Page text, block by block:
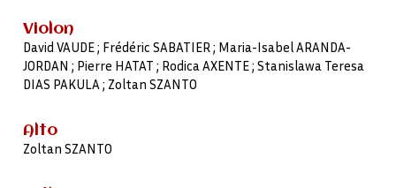
Violon
David VAUDE ; Frédéric SABATIER ; Maria-Isabel ARANDA-
JORDAN ; Pierre HATAT ; Rodica AXENTE ; Stanislawa Teresa
DIAS PAKULA ; Zoltan SZANTO
Alto
Zoltan SZANTO